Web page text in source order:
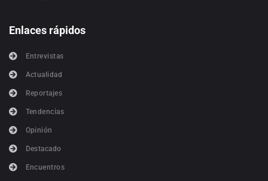
Enlaces rápidos
Entrevistas
Actualidad
Reportajes
Tendencias
Opinión
Destacado
Encuentros